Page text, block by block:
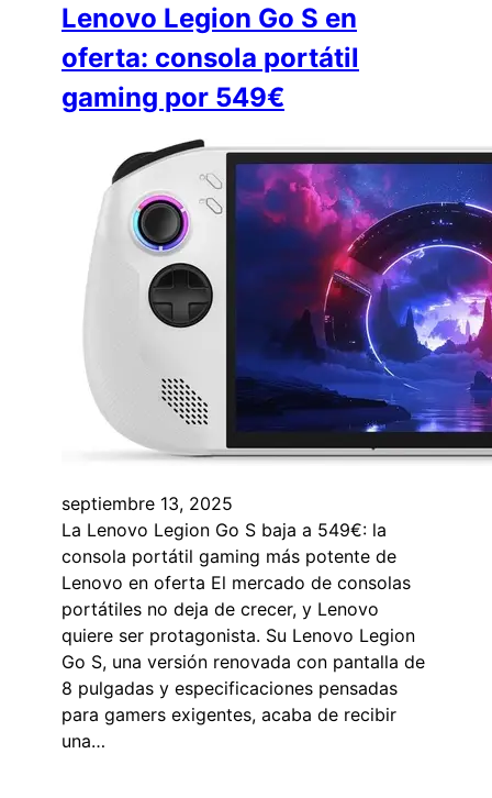
Lenovo Legion Go S en
oferta: consola portátil
gaming por 549€
septiembre 13, 2025
La Lenovo Legion Go S baja a 549€: la
consola portátil gaming más potente de
Lenovo en oferta El mercado de consolas
portátiles no deja de crecer, y Lenovo
quiere ser protagonista. Su Lenovo Legion
Go S, una versión renovada con pantalla de
8 pulgadas y especificaciones pensadas
para gamers exigentes, acaba de recibir
una…